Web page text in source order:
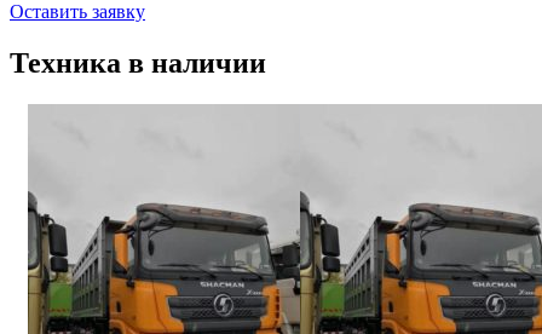
Оставить заявку
Техника в наличии